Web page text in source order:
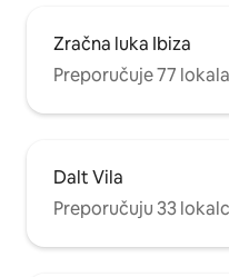
Zračna luka Ibiza
Preporučuje 77
Dalt Vila
Preporučuju 33